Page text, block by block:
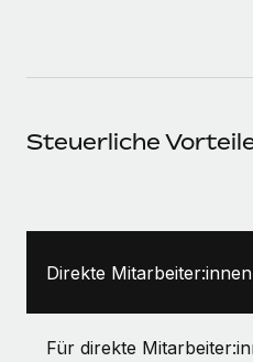
Steuerliche
Direkte Mitarbeiter:innen
Für direkte